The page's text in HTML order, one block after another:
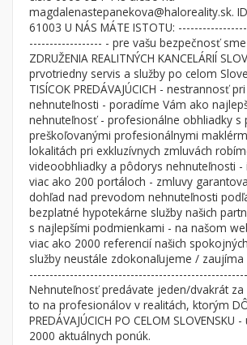
Pozemok
Stavebné pozemky
Bývanie a rekreácia
Priemyselný pozemok
Poľnohospodárske pozemky
Záhrada
Iný poľnohospodársky pozemok
Nebytové priestory
Administratívne, obchodné
Skladové, výrobné
Rekreačné, reštauračné
Garáž, garážové státie
Filtre
magdalenastepanekova@haloreality.sk.
61003 U NÁS MÁTE ISTOTU:
------------------ - pre vašu bezpečnosť
ZDRUŽENIA REALITNÝCH KANCELÁRIÍ
prvotriedny servis a služby po celom
TISÍCOK PREDÁVAJÚCICH - nestrannosť
nehnuteľnosti - poradíme Vám ako
nehnuteľnosť - profesionálne obhliadky s
preškoľovanými profesionálnymi
lokalitách pri exkluzívnych zmluvách
videoobhliadky a pôdorys nehnuteľnosti -
viac ako 200 portáloch - zmluvy
dohľad nad prevodom nehnuteľnosti
bezplatné hypotekárne služby našich
s najlepšími podmienkami - na našom
viac ako 2000 referencií našich
služby neustále zdokonaľujeme / zaujíma
Nehnuteľnosť predávate jeden/dvakrát za
to na profesionálov v realitách, ktorým
PREDÁVAJÚCICH PO CELOM SLOVENSKU
2000 aktuálnych ponúk.